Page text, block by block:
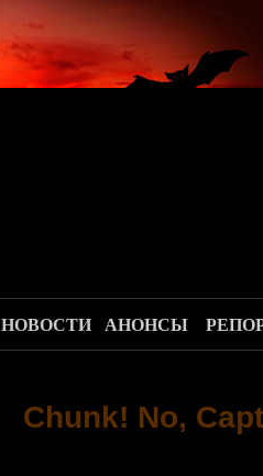
.
НОВОСТИ АНОНСЫ
Chunk! No,